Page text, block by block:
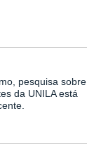
pesquisa sobre
da UNILA está